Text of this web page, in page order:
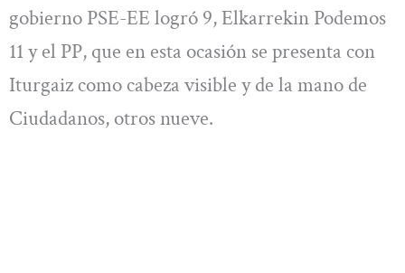
gobierno PSE-EE logró 9, Elkarrekin Podemos
11 y el PP, que en esta ocasión se presenta con
Iturgaiz como cabeza visible y de la mano de
Ciudadanos, otros nueve.